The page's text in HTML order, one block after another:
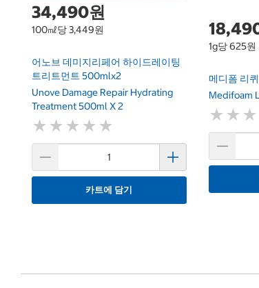
34,490원
100㎖당 3,449원
어노브 데미지리페어 하이드레이팅
트리트먼트 500mlx2
Unove Damage Repair Hydrating
Treatment 500ml X 2
★ ★ ★ ★ ★
★ ★ ★ ★ ★
카트에 담기
1g당 625원
메디폼 리
Medifoam
★ ★ ★
★ ★ ★